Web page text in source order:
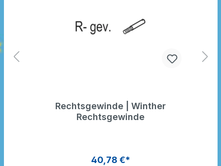
Rechtsgewinde | Winther
Rechtsgewinde
40,78 €*